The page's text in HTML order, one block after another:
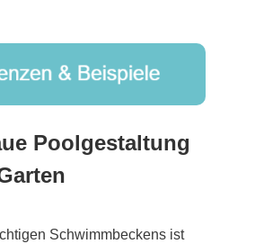
Poolgestaltung
Schwimmbeckens ist